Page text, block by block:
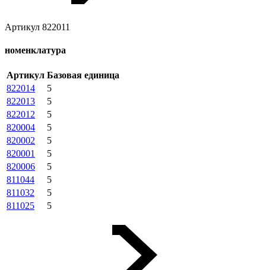
Артикул 822011
номенклатура
Артикул Базовая единица
822014
5
822013
5
822012
5
820004
5
820002
5
820001
5
820006
5
811044
5
811032
5
811025
5